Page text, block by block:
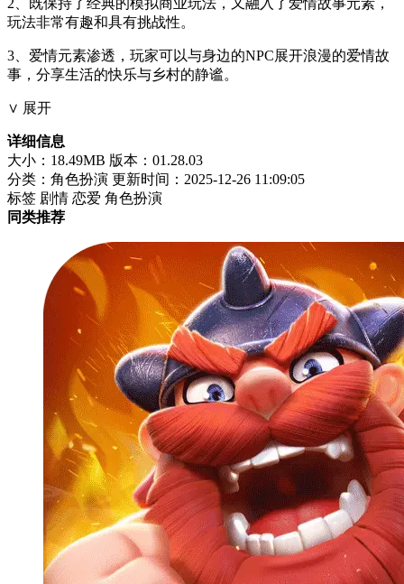
玩法非常有趣和具有挑战性。
3、爱情元素渗透，玩家可以与身边的NPC展开浪漫的爱情故
事，分享生活的快乐与乡村的静谧。
∨ 展开
详细信息
大小：18.49MB 版本：01.28.03
分类：角色扮演 更新时间：2025-12-26 11:09:05
标签 剧情 恋爱 角色扮演
同类推荐